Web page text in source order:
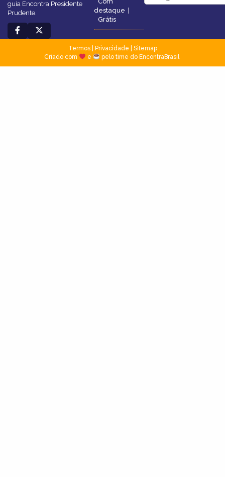
guia Encontra Presidente
Prudente.
destaque |
Grátis
Termos| Privacidade
Sitemap
Criado com
e pelo time do EncontraBrasil